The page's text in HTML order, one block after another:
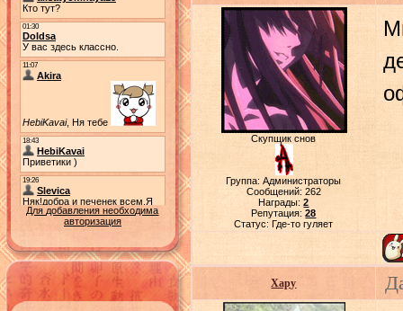
Для добавления необходима
авторизация
Скупщик снов
Группа: Администраторы
Сообщений: 262
Награды:2
Репутация:28
Статус:Где-то гуляет
Хару